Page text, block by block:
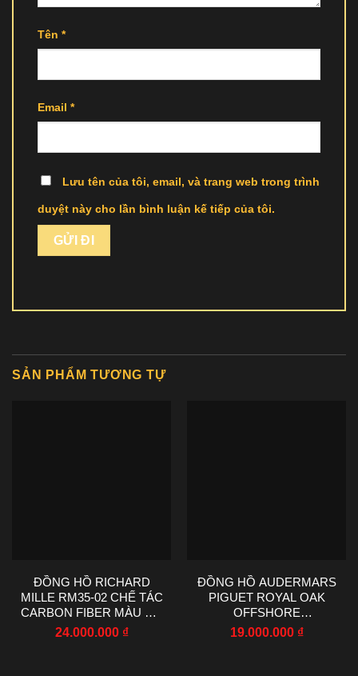
Tên *
Email *
Lưu tên của tôi, email, và trang web trong trình
duyệt này cho lần bình luận kế tiếp của tôi.
SẢN PHẨM TƯƠNG TỰ
ĐỒNG HỒ RICHARD
MILLE RM35-02 CHẾ TÁC
CARBON FIBER MÀU ĐỎ
NHÀ MÁY RM
24.000.000 ₫
ĐỒNG HỒ AUDERMARS
PIGUET ROYAL OAK
OFFSHORE
SELFWINDING
19.000.000 ₫